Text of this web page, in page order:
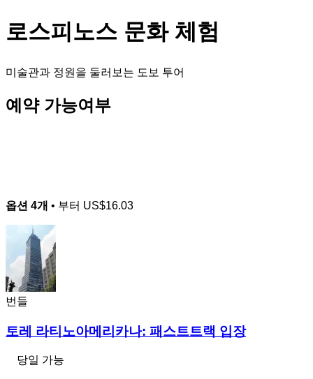
로스피노스 문화 체험
미술관과 정원을 둘러보는 도보 투어
예약 가능여부
옵션 4개 • 부터 US$16.03
번들
토레 라티노아메리카나: 패스트트랙 입장
당일 가능